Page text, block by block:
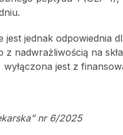
jest jednak odpowiednia
z nadwrażliwością na
jest z
nr 6/2025